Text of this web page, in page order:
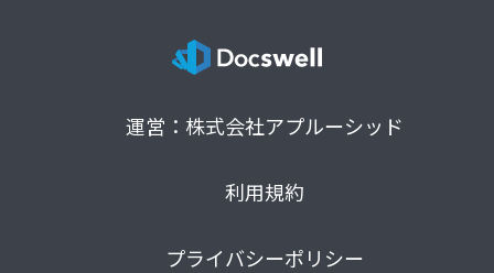
運営：株式会社アプルーシッド
利用規約
プライバシーポリシー